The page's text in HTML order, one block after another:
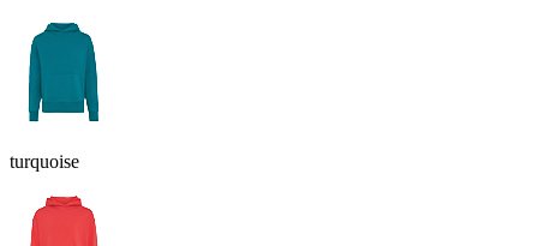
turquoise